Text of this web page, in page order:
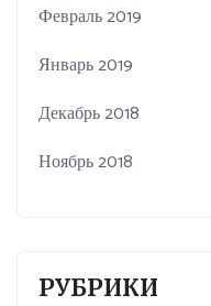
Февраль 2019
Январь 2019
Декабрь 2018
Ноябрь 2018
РУБРИКИ